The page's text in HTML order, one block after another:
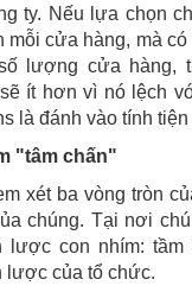
ty. Nếu lựa chọn
mỗi cửa hàng, mà
lượng cửa hàng,
ít hơn vì nó lệch
là đánh vào tính
"tâm chấn"
xét ba vòng tròn
chúng. Tại nơi
lược con nhím: tầm
lược của tổ chức.